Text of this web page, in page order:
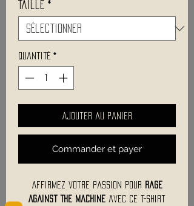
Taille *
Quantité *
Ajouter au panier
Commander et payer
Affirmez votre passion pour
Rage
Against The Machine avec ce t-shirt